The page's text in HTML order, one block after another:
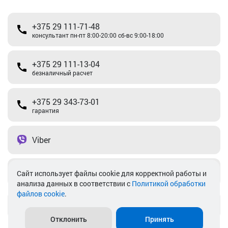
+375 29 111-71-48
консультант пн-пт 8:00-20:00 сб-вс 9:00-18:00
+375 29 111-13-04
безналичный расчет
+375 29 343-73-01
гарантия
Viber
Telegram
Cайт использует файлы cookie для корректной работы и
анализа данных в соответствии с Политикой обработки
файлов cookie.
Отклонить Принять